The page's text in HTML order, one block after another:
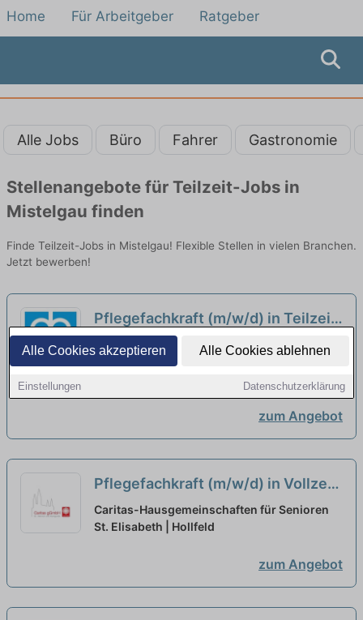
Alle Cookies akzeptieren Alle Cookies ablehnen
Einstellungen Datenschutzerklärung
Home Für Arbeitgeber Ratgeber
Alle Jobs Büro Fahrer Gastronomie
Stellenangebote für Teilzeit-Jobs in
Mistelgau finden
Finde Teilzeit-Jobs in Mistelgau! Flexible Stellen in vielen Branchen.
Jetzt bewerben!
Pflegefachkraft (m/w/d) in Teilzeit
(20–25 Std./Woche) –
Dauernachtwache oder Spät- und
Nachtdienst nach Absprache neu
Senioren Wohn- und Pflegezentrum
Fantaisie - Diakonie Eckersdorf gGmbH |
zum Angebot
Pflegefachkraft (m/w/d) in Vollzeit
oder Teilzeit - Starten Sie mit uns
in eine gemeinsame Zukunft!
Caritas-Hausgemeinschaften für Senioren
St. Elisabeth | Hollfeld
zum Angebot